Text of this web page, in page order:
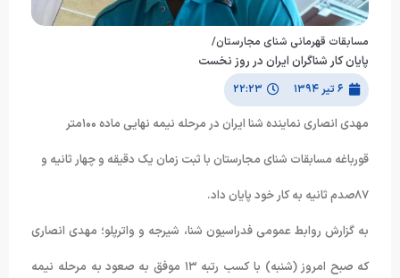
مسابقات قهرمانی شنای مجارستان/
پایان کار شناگران ایران در روز نخست
۶ تیر ۱۳۹۴ ۲۲:۲۳
مهدي انصاري نماينده شنا ايران در مرحله نيمه نهايي ماده ١٠٠متر
قورباغه مسابقات شناي مجارستان با ثبت زمان يك دقيقه و چهار ثانيه و
٨٧صدم ثانيه به كار خود پايان داد.
به گزارش روابط عمومی فدراسیون شنا، شیرجه و واترپلو؛ مهدی انصاری
که صبح امروز (شنبه) با کسب رتبه ١٣ موفق به صعود به مرحله نیمه